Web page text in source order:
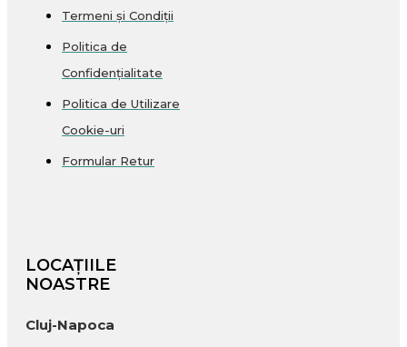
Termeni și Condiții
Politica de
Confidențialitate
Politica de Utilizare
Cookie-uri
Formular Retur
LOCAȚIILE
NOASTRE
Cluj-Napoca